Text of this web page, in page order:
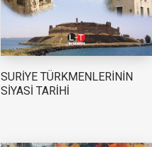
SURİYE TÜRKMENLERİNİN
SİYASİ TARİHİ